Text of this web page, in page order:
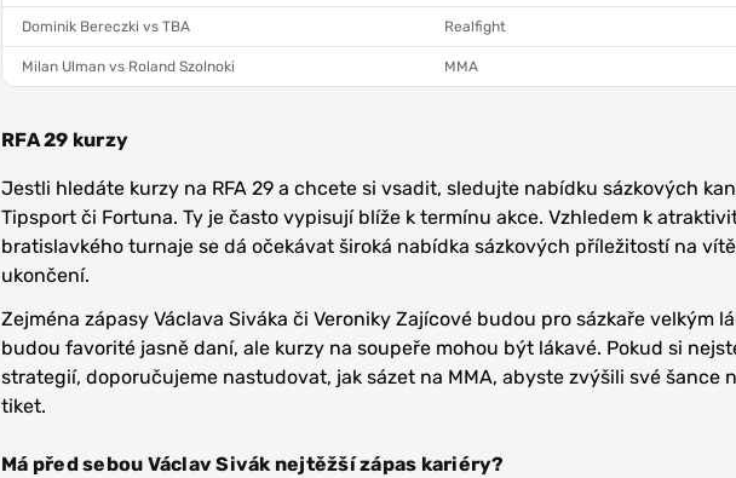
Dominik Bereczki vs TBA Realfight
Milan Ulman vs Roland Szolnoki MMA
RFA 29 kurzy
Jestli hledáte kurzy na RFA 29 a chcete si vsadit, sledujte nabídku sázkových
Tipsport či Fortuna. Ty je často vypisují blíže k termínu akce. Vzhledem k
bratislavkého turnaje se dá očekávat široká nabídka sázkových příležitostí na
ukončení.
Zejména zápasy Václava Siváka či Veroniky Zajícové budou pro sázkaře velkým
budou favorité jasně daní, ale kurzy na soupeře mohou být lákavé. Pokud si
strategií, doporučujeme nastudovat, jak sázet na MMA, abyste zvýšili své šance
tiket.
Má před sebou Václav Sivák nejtěžší zápas kariéry?